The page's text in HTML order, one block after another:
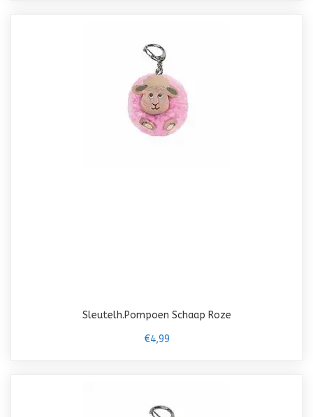
Sleutelh.Pompoen Schaap Roze
€4,99